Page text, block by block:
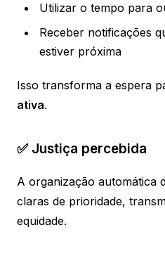
Utilizar o tempo para
Receber notificações
estiver próxima
Isso transforma a espera
ativa.
✅ Justiça percebida
A organização automática
claras de prioridade,
equidade.